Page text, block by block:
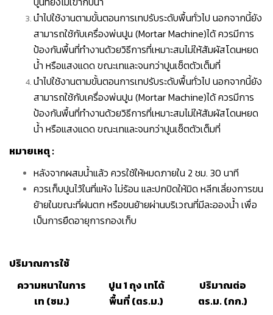
นำไปใช้งานตามขั้นตอนการเทปรับระดับพื้นทั่วไป นอกจากนี้ยัง
สามารถใช้กับเครื่องพ่นปูน (Mortar Machine)ได้ ควรมีการ
ป้องกันพื้นที่ทำงานด้วยวิธีการที่เหมาะสมไม่ให้สัมผัสโดนหยด
น้ำ หรือแสงแดด ขณะเทและจนกว่าปูนเซ็ตตัวเต็มที่
นำไปใช้งานตามขั้นตอนการเทปรับระดับพื้นทั่วไป นอกจากนี้ยัง
สามารถใช้กับเครื่องพ่นปูน (Mortar Machine)ได้ ควรมีการ
ป้องกันพื้นที่ทำงานด้วยวิธีการที่เหมาะสมไม่ให้สัมผัสโดนหยด
น้ำ หรือแสงแดด ขณะเทและจนกว่าปูนเซ็ตตัวเต็มที่
หมายเหตุ:
หลังจากผสมน้ำแล้ว ควรใช้ให้หมดภายใน 2 ชม. 30 นาที
ควรเก็บปูนไว้ในที่แห้ง ไม่ร้อน และปกปิดให้มิด หลีกเลี่ยงการขน
ย้ายในขณะที่ฝนตก หรือขนย้ายผ่านบริเวณที่มีละอองน้ำ เพื่อ
เป็นการยืดอายุการกองเก็บ
ปริมาณการใช้
ความหนาในการ
เท (ซม.)
ปูน 1 ถุง เทได้
พื้นที่(ตร.ม.)
ปริมาณต่อ
ตร.ม.(กก.)